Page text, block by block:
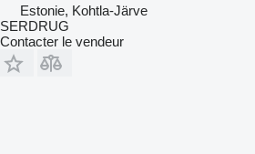
Estonie, Kohtla-Järve
SERDRUG
Contacter le vendeur